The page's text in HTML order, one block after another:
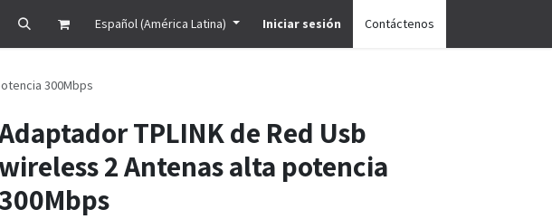
ContáctenosEspañol (América Latina) Iniciar sesión Contáctenos
300Mbps
TPLINK de Red Usb
2 Antenas alta potencia